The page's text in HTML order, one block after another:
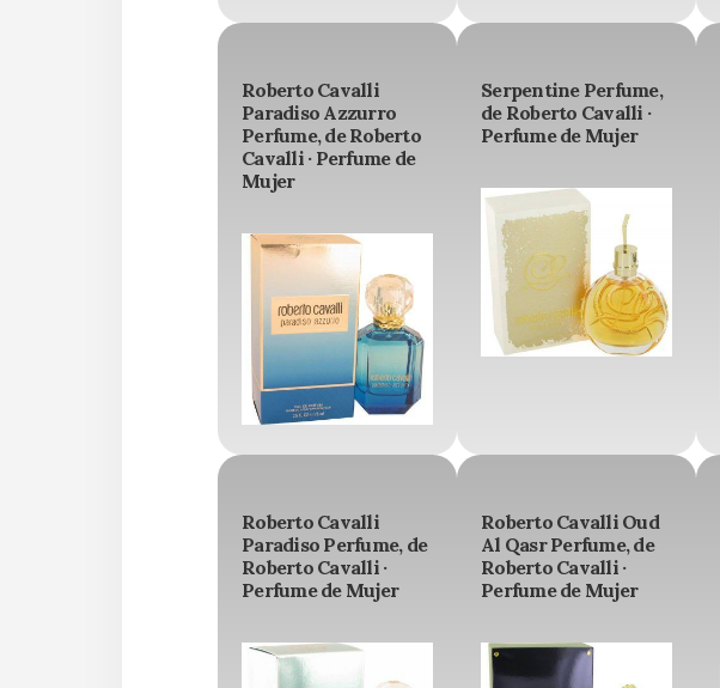
Roberto Cavalli
Paradiso Azzurro
Perfume, de Roberto
Cavalli · Perfume de
Mujer
Serpentine Perfume,
de Roberto Cavalli ·
Perfume de Mujer
Roberto Cavalli
Paradiso Perfume, de
Roberto Cavalli ·
Perfume de Mujer
Roberto Cavalli Oud
Al Qasr Perfume, de
Roberto Cavalli ·
Perfume de Mujer